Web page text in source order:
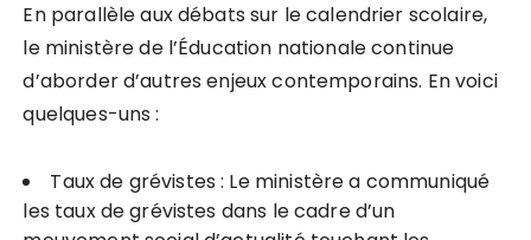
En parallèle aux débats sur le calendrier scolaire,
le ministère de l’Éducation nationale continue
d’aborder d’autres enjeux contemporains. En voici
quelques-uns :
Taux de grévistes : Le ministère a communiqué
les taux de grévistes dans le cadre d’un